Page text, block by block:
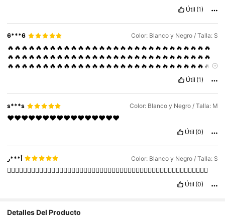
Útil (1)
6***6 Color: Blanco y Negro / Talla: S
🔥🔥🔥🔥🔥🔥🔥🔥🔥🔥🔥🔥🔥🔥🔥🔥🔥🔥🔥🔥🔥🔥🔥🔥🔥🔥🔥🔥🔥
🔥🔥🔥🔥🔥🔥🔥🔥🔥🔥🔥🔥🔥🔥🔥🔥🔥🔥🔥🔥🔥🔥🔥🔥🔥🔥🔥🔥🔥
🔥🔥🔥🔥🔥🔥🔥🔥🔥🔥🔥🔥🔥🔥🔥🔥🔥🔥🔥🔥🔥🔥🔥🔥🔥🔥🔥🔥🔥
Útil (1)
s***s Color: Blanco y Negro / Talla: M
♥️♥️♥️♥️♥️♥️♥️♥️♥️♥️♥️♥️♥️♥️♥️♥️
Útil (0)
أ***ر Color: Blanco y Negro / Talla: S
👍🏼👍🏼👍🏼👍🏼👍🏼👍🏼👍🏼👍🏼👍🏼👍🏼👍🏼👍🏼👍🏼👍🏼👍🏼👍🏼👍🏼👍🏼👍🏼👍🏼👍🏼👍🏼👍🏼👍🏼👍🏼
Útil (0)
Detalles Del Producto